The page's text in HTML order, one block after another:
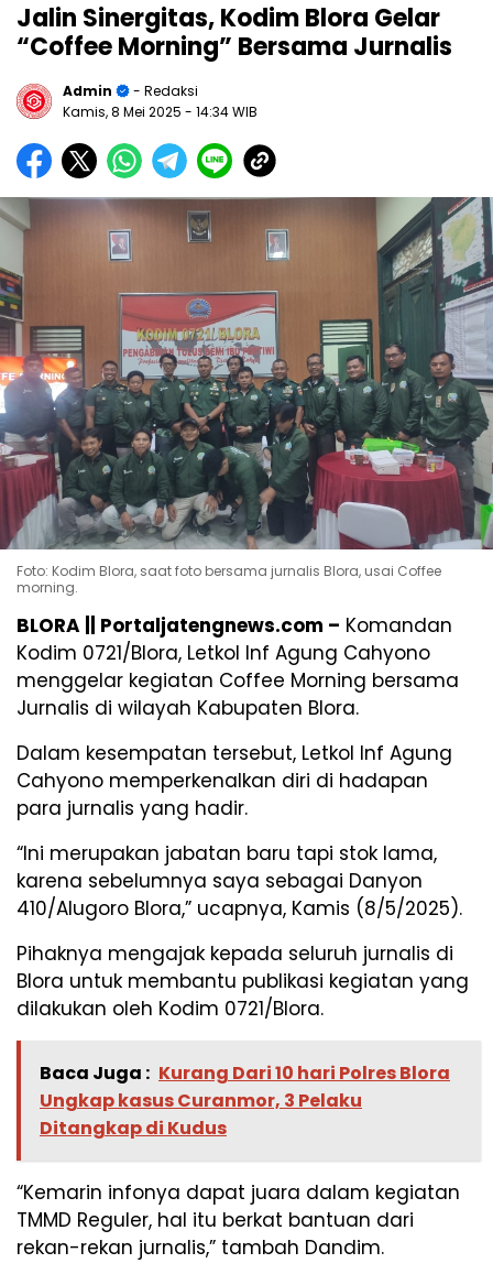
Jalin Sinergitas, Kodim Blora Gelar
“Coffee Morning” Bersama Jurnalis
Admin
- Redaksi
Kamis, 8 Mei 2025 - 14:34 WIB
Foto: Kodim Blora, saat foto bersama jurnalis Blora, usai Coffee
morning.
BLORA || Portaljatengnews.com – Komandan
Kodim 0721/Blora, Letkol Inf Agung Cahyono
menggelar kegiatan Coffee Morning bersama
Jurnalis di wilayah Kabupaten Blora.
Dalam kesempatan tersebut, Letkol Inf Agung
Cahyono memperkenalkan diri di hadapan
para jurnalis yang hadir.
“Ini merupakan jabatan baru tapi stok lama,
karena sebelumnya saya sebagai Danyon
410/Alugoro Blora,” ucapnya, Kamis (8/5/2025).
Pihaknya mengajak kepada seluruh jurnalis di
Blora untuk membantu publikasi kegiatan yang
dilakukan oleh Kodim 0721/Blora.
Baca Juga : Kurang Dari 10 hari Polres Blora
Ungkap kasus Curanmor, 3 Pelaku
Ditangkap di Kudus
“Kemarin infonya dapat juara dalam kegiatan
TMMD Reguler, hal itu berkat bantuan dari
rekan-rekan jurnalis,” tambah Dandim.